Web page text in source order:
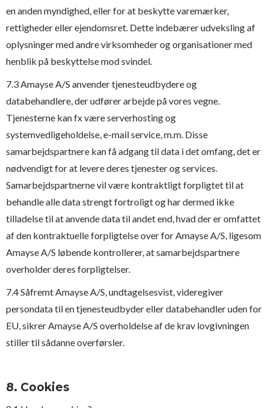
en anden myndighed, eller for at beskytte varemærker,
rettigheder eller ejendomsret. Dette indebærer udveksling af
oplysninger med andre virksomheder og organisationer med
henblik på beskyttelse mod svindel.
7.3 Amayse A/S anvender tjenesteudbydere og
databehandlere, der udfører arbejde på vores vegne.
Tjenesterne kan fx være serverhosting og
systemvedligeholdelse, e-mail service, m.m. Disse
samarbejdspartnere kan få adgang til data i det omfang, det er
nødvendigt for at levere deres tjenester og services.
Samarbejdspartnerne vil være kontraktligt forpligtet til at
behandle alle data strengt fortroligt og har dermed ikke
tilladelse til at anvende data til andet end, hvad der er omfattet
af den kontraktuelle forpligtelse over for Amayse A/S, ligesom
Amayse A/S løbende kontrollerer, at samarbejdspartnere
overholder deres forpligtelser.
7.4 Såfremt Amayse A/S, undtagelsesvist, videregiver
persondata til en tjenesteudbyder eller databehandler uden for
EU, sikrer Amayse A/S overholdelse af de krav lovgivningen
stiller til sådanne overførsler.
8. Cookies